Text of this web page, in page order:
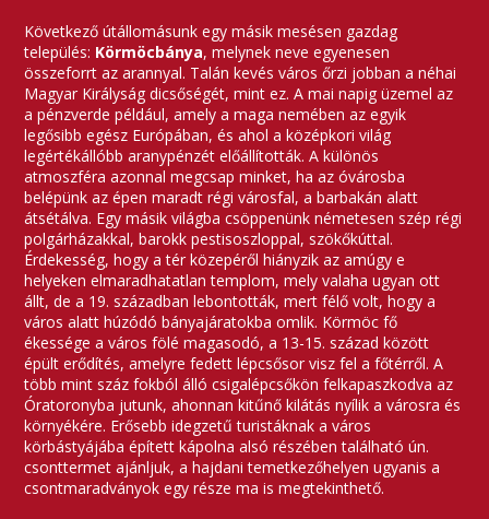
Következő útállomásunk egy másik mesésen gazdag
település: Körmöcbánya, melynek neve egyenesen
összeforrt az arannyal. Talán kevés város őrzi jobban a néhai
Magyar Királyság dicsőségét, mint ez. A mai napig üzemel az
a pénzverde például, amely a maga nemében az egyik
legősibb egész Európában, és ahol a középkori világ
legértékállóbb aranypénzét előállították. A különös
atmoszféra azonnal megcsap minket, ha az óvárosba
belépünk az épen maradt régi városfal, a barbakán alatt
átsétálva. Egy másik világba csöppenünk németesen szép régi
polgárházakkal, barokk pestisoszloppal, szökőkúttal.
Érdekesség, hogy a tér közepéről hiányzik az amúgy e
helyeken elmaradhatatlan templom, mely valaha ugyan ott
állt, de a 19. században lebontották, mert félő volt, hogy a
város alatt húzódó bányajáratokba omlik. Körmöc fő
ékessége a város fölé magasodó, a 13-15. század között
épült erődítés, amelyre fedett lépcsősor visz fel a főtérről. A
több mint száz fokból álló csigalépcsőkön felkapaszkodva az
Óratoronyba jutunk, ahonnan kitűnő kilátás nyílik a városra és
környékére. Erősebb idegzetű turistáknak a város
körbástyájába épített kápolna alsó részében található ún.
csonttermet ajánljuk, a hajdani temetkezőhelyen ugyanis a
csontmaradványok egy része ma is megtekinthető.